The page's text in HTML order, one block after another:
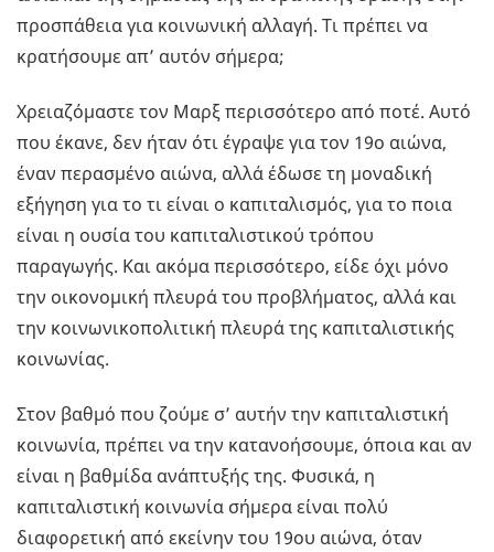
προσπάθεια για κοινωνική αλλαγή. Τι πρέπει να
κρατήσουμε απ’ αυτόν σήμερα;
Χρειαζόμαστε τον Μαρξ περισσότερο από ποτέ. Αυτό
που έκανε, δεν ήταν ότι έγραψε για τον 19ο αιώνα,
έναν περασμένο αιώνα, αλλά έδωσε τη μοναδική
εξήγηση για το τι είναι ο καπιταλισμός, για το ποια
είναι η ουσία του καπιταλιστικού τρόπου
παραγωγής. Και ακόμα περισσότερο, είδε όχι μόνο
την οικονομική πλευρά του προβλήματος, αλλά και
την κοινωνικοπολιτική πλευρά της καπιταλιστικής
κοινωνίας.
Στον βαθμό που ζούμε σ’ αυτήν την καπιταλιστική
κοινωνία, πρέπει να την κατανοήσουμε, όποια και αν
είναι η βαθμίδα ανάπτυξής της. Φυσικά, η
καπιταλιστική κοινωνία σήμερα είναι πολύ
διαφορετική από εκείνην του 19ου αιώνα, όταν